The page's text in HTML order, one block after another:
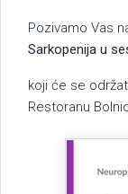
Pozivamo Vas
Sarkopenija u
koji će se
Restoranu